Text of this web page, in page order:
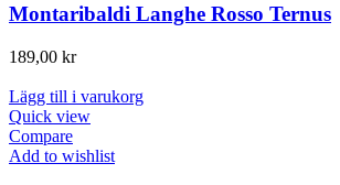
Montaribaldi Langhe Rosso Ternus
189,00 kr
Lägg till i varukorg
Quick view
Compare
Add to wishlist